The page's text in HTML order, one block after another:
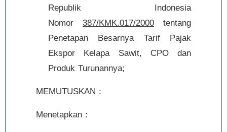
Republik Indonesia
Nomor 387/KMK.017/2000 tentang
Penetapan Besarnya Tarif Pajak
Ekspor Kelapa Sawit, CPO dan
Produk Turunannya;
MEMUTUSKAN :
Menetapkan :